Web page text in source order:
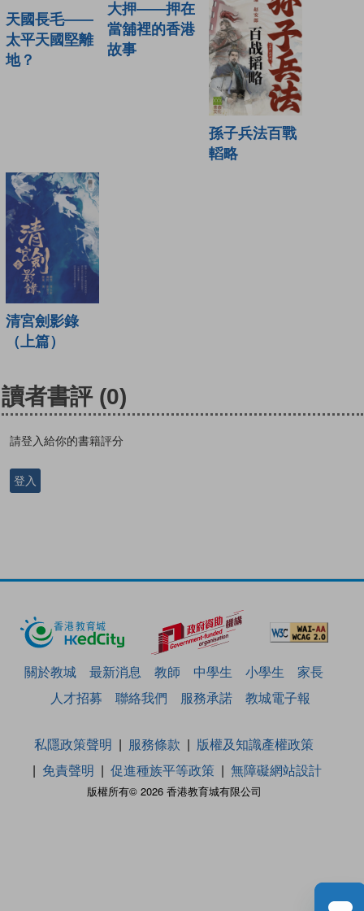
天國長毛——
太平天國堅離
地？
大押——押在
當舖裡的香港
故事
孫子兵法百戰
轁略
清宮劍影錄
（上篇）
讀者書評 (0)
請登入給你的書籍評分
登入
關於教城 最新消息 教師 中學生 小學生
家長
人才招募
聯絡我們 服務承諾 教城電子報
版權所有© 2026 香港教育城有限公司
私隱政策聲明 服務條款
版權及知識產權政策
免責聲明
促進種族平等政策 無障礙網站設計